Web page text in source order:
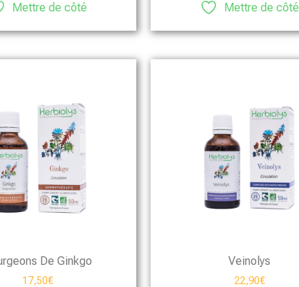
Mettre de côté Mettre de côté
De Ginkgo
17,50€
Veinolys
22,90€